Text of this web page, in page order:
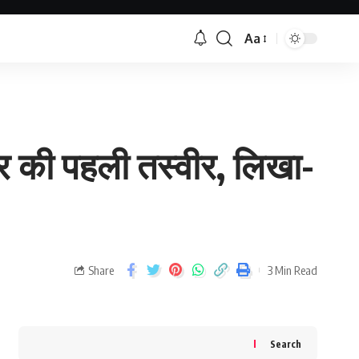
Aa
पहली तस्वीर, लिखा-
Share 3 Min Read
Search